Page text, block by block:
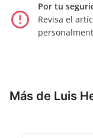
error_outline
Por tu
Revisa el
Más de Luis